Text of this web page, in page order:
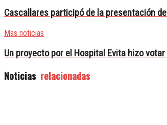
Cascallares participó de la presentación
Mas noticias
Un proyecto por el Hospital Evita hizo
Noticias relacionadas